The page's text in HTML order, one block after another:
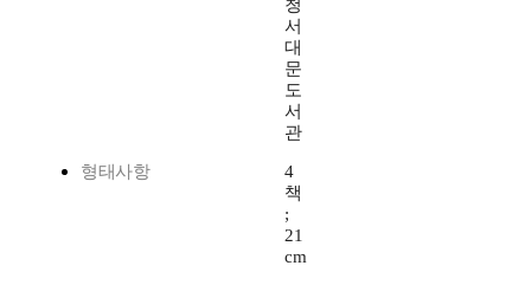
청
서
대
문
도
서
관
형태사항
4
책
;
21
cm